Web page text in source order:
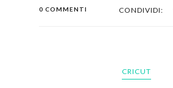
0 COMMENTI CONDIVIDI:
CRICUT